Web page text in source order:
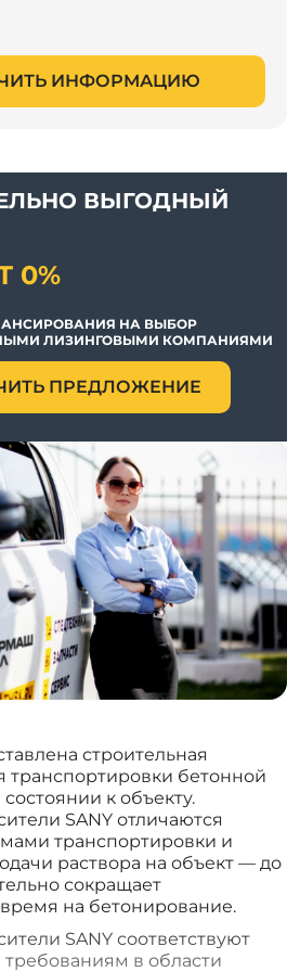
ИНФОРМАЦИЮ
ВЫГОДНЫЙ
0%
НА ВЫБОР
ЛИЗИНГОВЫМИ КОМПАНИЯМИ
ПРЕДЛОЖЕНИЕ
строительная
транспортировки бетонной
к объекту.
SANY отличаются
транспортировки и
раствора на объект — до
сокращает
на бетонирование.
SANY соответствуют
в области